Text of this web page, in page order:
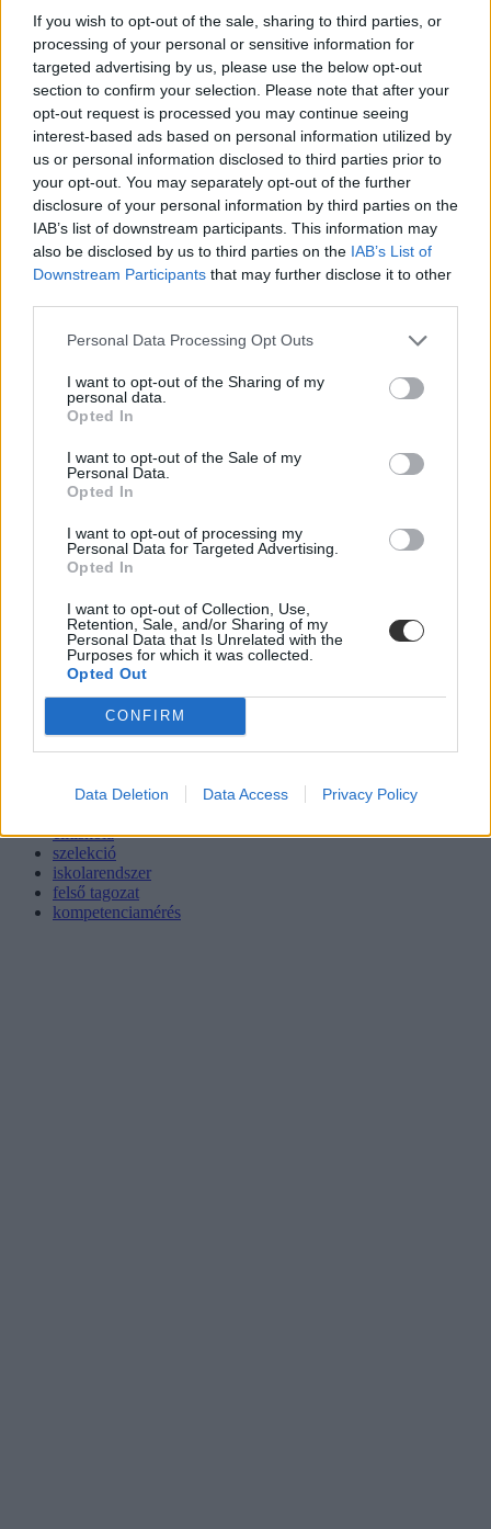
If you wish to opt-out of the sale, sharing to third parties, or
processing of your personal or sensitive information for
targeted advertising by us, please use the below opt-out
section to confirm your selection. Please note that after your
opt-out request is processed you may continue seeing
interest-based ads based on personal information utilized by
us or personal information disclosed to third parties prior to
your opt-out. You may separately opt-out of the further
disclosure of your personal information by third parties on the
IAB’s list of downstream participants. This information may
also be disclosed by us to third parties on the IAB’s List of
Downstream Participants that may further disclose it to other
Personal Data Processing Opt Outs
I want to opt-out of the Sharing of my
personal data.
Opted In
I want to opt-out of the Sale of my
Personal Data.
Opted In
I want to opt-out of processing my
Personal Data for Targeted Advertising.
Opted In
I want to opt-out of Collection, Use,
Retention, Sale, and/or Sharing of my
Personal Data that Is Unrelated with the
Purposes for which it was collected.
Opted Out
CONFIRM
Data Deletion Data Access Privacy Policy
később valódi specializáció épülhet.”
Szerinte ha komolyan vesszük, hogy egy gyerekről nem tíz vagy
tizennégy éves korában derül ki, hogy mi lesz belőle, akkor érdemes
a tizennégy éves kori szelekciót is újragondolni. Mint mondja:
Minél korábban szelektálunk, annál többet veszítünk.
Minél később, annál több gyereknek adunk esélyt arra,
hogy megtalálja a saját útját. Nem véletlen, hogy a
legsikeresebb oktatási rendszerek a korai szelekció
helyett hosszabb közös tanulási szakaszra épülnek.
változtatásokat kellene bevezetni a felső tagozattal kapcsolatban, ami
80 éve nem szolgálja a célját.
halácsy péter
elitiskola
szelekció
iskolarendszer
felső tagozat
kompetenciamérés